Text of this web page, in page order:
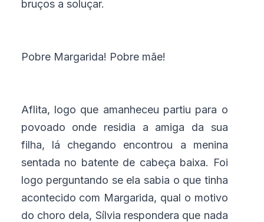
bruços a soluçar.
Pobre Margarida! Pobre mãe!
Aflita, logo que amanheceu partiu para o
povoado onde residia a amiga da sua
filha, lá chegando encontrou a menina
sentada no batente de cabeça baixa. Foi
logo perguntando se ela sabia o que tinha
acontecido com Margarida, qual o motivo
do choro dela, Sílvia respondera que nada